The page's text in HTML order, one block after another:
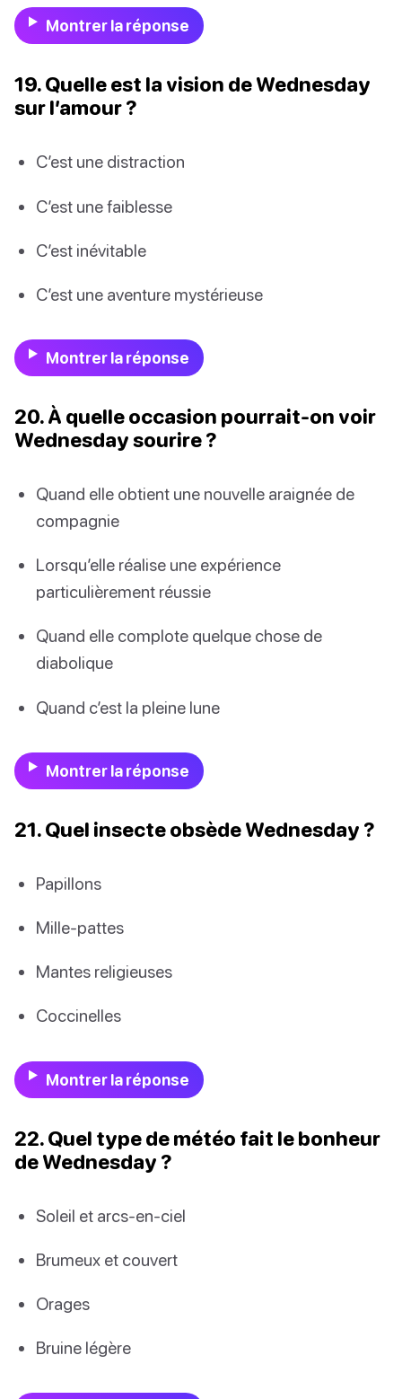
Montrer la réponse
19. Quelle est la vision de Wednesday
sur l’amour ?
C’est une distraction
C’est une faiblesse
C’est inévitable
C’est une aventure mystérieuse
Montrer la réponse
20. À quelle occasion pourrait-on voir
Wednesday sourire ?
Quand elle obtient une nouvelle araignée de
compagnie
Lorsqu’elle réalise une expérience
particulièrement réussie
Quand elle complote quelque chose de
diabolique
Quand c’est la pleine lune
Montrer la réponse
21. Quel insecte obsède Wednesday ?
Papillons
Mille-pattes
Mantes religieuses
Coccinelles
Montrer la réponse
22. Quel type de météo fait le bonheur
de Wednesday ?
Soleil et arcs-en-ciel
Brumeux et couvert
Orages
Bruine légère